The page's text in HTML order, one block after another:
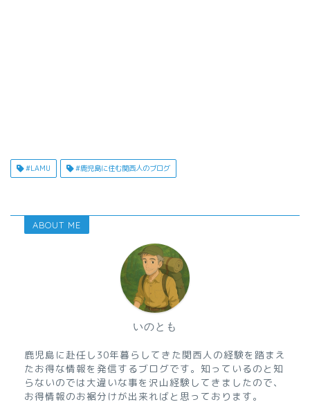
#LAMU #鹿児島に住む関西人のブログ
ABOUT ME
いのとも
鹿児島に赴任し30年暮らしてきた関西人の経験を踏まえ
たお得な情報を発信するブログです。知っているのと知
らないのでは大違いな事を沢山経験してきましたので、
お得情報のお裾分けが出来ればと思っております。